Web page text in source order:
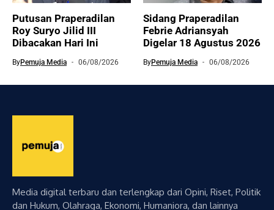
Putusan Praperadilan
Roy Suryo Jilid III
Dibacakan Hari Ini
ByPemuja Media 06/08/2026
Sidang Praperadilan
Febrie Adriansyah
Digelar 18 Agustus 2026
ByPemuja Media 06/08/2026
Media digital terbaru dan terlengkap dari Opini, Riset, Politik
dan Hukum, Olahraga, Ekonomi, Humaniora, dan lainnya